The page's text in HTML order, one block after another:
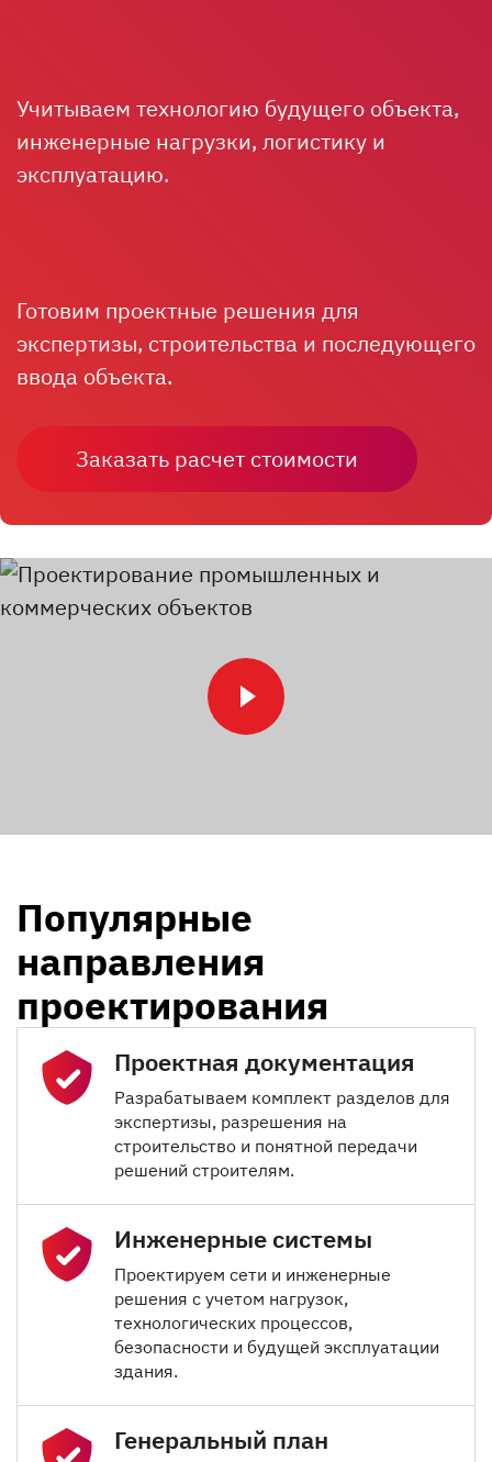
Учитываем технологию будущего объекта,
инженерные нагрузки, логистику и
эксплуатацию.
Готовим проектные решения для
экспертизы, строительства и последующего
ввода объекта.
Заказать расчет стоимости
Популярные
направления
проектирования
Проектная документация
Разрабатываем комплект разделов для
экспертизы, разрешения на
строительство и понятной передачи
решений строителям.
Инженерные системы
Проектируем сети и инженерные
решения с учетом нагрузок,
технологических процессов,
безопасности и будущей эксплуатации
здания.
Генеральный план